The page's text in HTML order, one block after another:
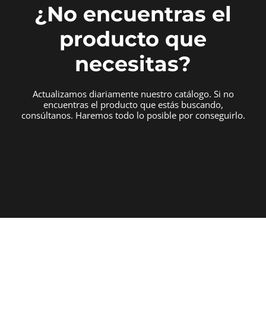
¿No encuentras el
producto que
necesitas?
Actualizamos diariamente nuestro catálogo. Si no
encuentras el producto que estás buscando,
consúltanos. Haremos todo lo posible por conseguirlo.